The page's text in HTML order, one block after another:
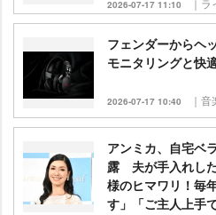
2026-07-17 11:10 ｜ラ
フェンダーからヘ
モニタリングと快
2026-07-17 10:40 ｜音
アンミカ、自宅ベ
露 夫が手入れし
様のヒマワリ！毎
す」「ご主人上手